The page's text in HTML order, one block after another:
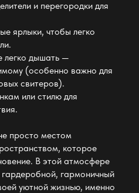
и перегородки для
ярлыки, чтобы легко
легко дышать —
(особенно важно для
свитеров).
или стилю для
просто местом
которое
В этой атмосфере
гардеробной, гармоничный
уютной жизнью, именно